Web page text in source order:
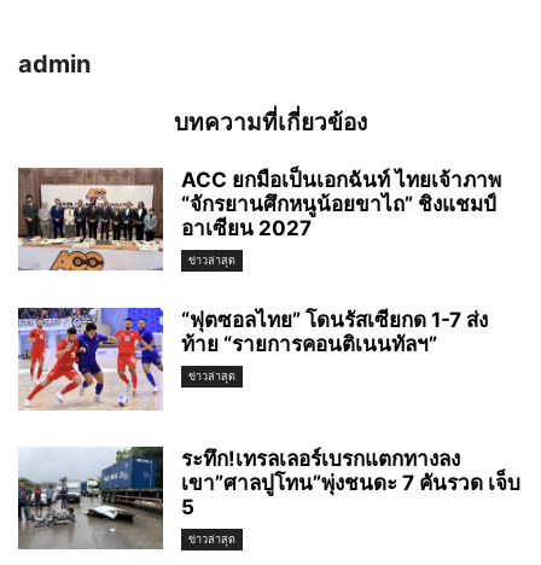
admin
บทความที่เกี่ยวข้อง
ACC ยกมือเป็นเอกฉันท์ ไทยเจ้าภาพ
“จักรยานศึกหนูน้อยขาไถ” ชิงแชมป์
อาเซียน 2027
ข่าวล่าสุด
“ฟุตซอลไทย” โดนรัสเซียกด 1-7 ส่ง
ท้าย “รายการคอนติเนนทัลฯ”
ข่าวล่าสุด
ระทึก!เทรลเลอร์เบรกแตกทางลง
เขา”ศาลปูโทน”พุ่งชนดะ 7 คันรวด เจ็บ
5
ข่าวล่าสุด